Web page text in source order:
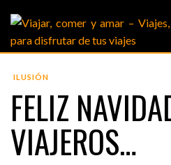
ILUSIÓN
FELIZ
VIAJEROS…